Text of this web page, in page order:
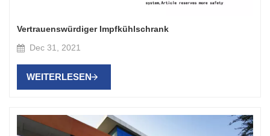
Vertrauenswürdiger Impfkühlschrank
Dec 31, 2021
WEITERLESEN